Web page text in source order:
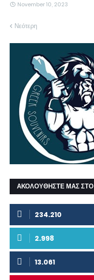
November 10, 2023
Νεότερη
ΑΚΟΛΟΥΘΗΣΤΕ ΜΑΣ ΣΤΟ
234.210
2.998
13.061